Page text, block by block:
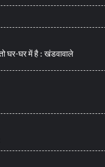
घर-घर में है : खंडवावाले